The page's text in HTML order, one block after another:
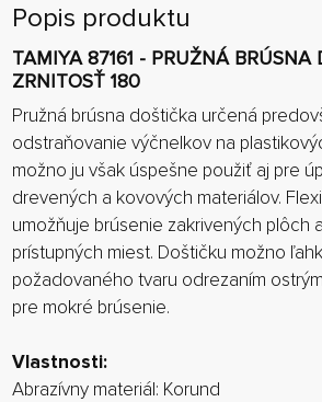
Popis produktu
TAMIYA 87161 - PRUŽNÁ BRÚSNA
ZRNITOSŤ 180
Pružná brúsna doštička určená
odstraňovanie výčnelkov na
možno ju však úspešne použiť aj pre
drevených a kovových materiálov.
umožňuje brúsenie zakrivených plôch a
prístupných miest. Doštičku možno
požadovaného tvaru odrezaním ostrým
pre mokré brúsenie.
Vlastnosti:
Abrazívny materiál: Korund